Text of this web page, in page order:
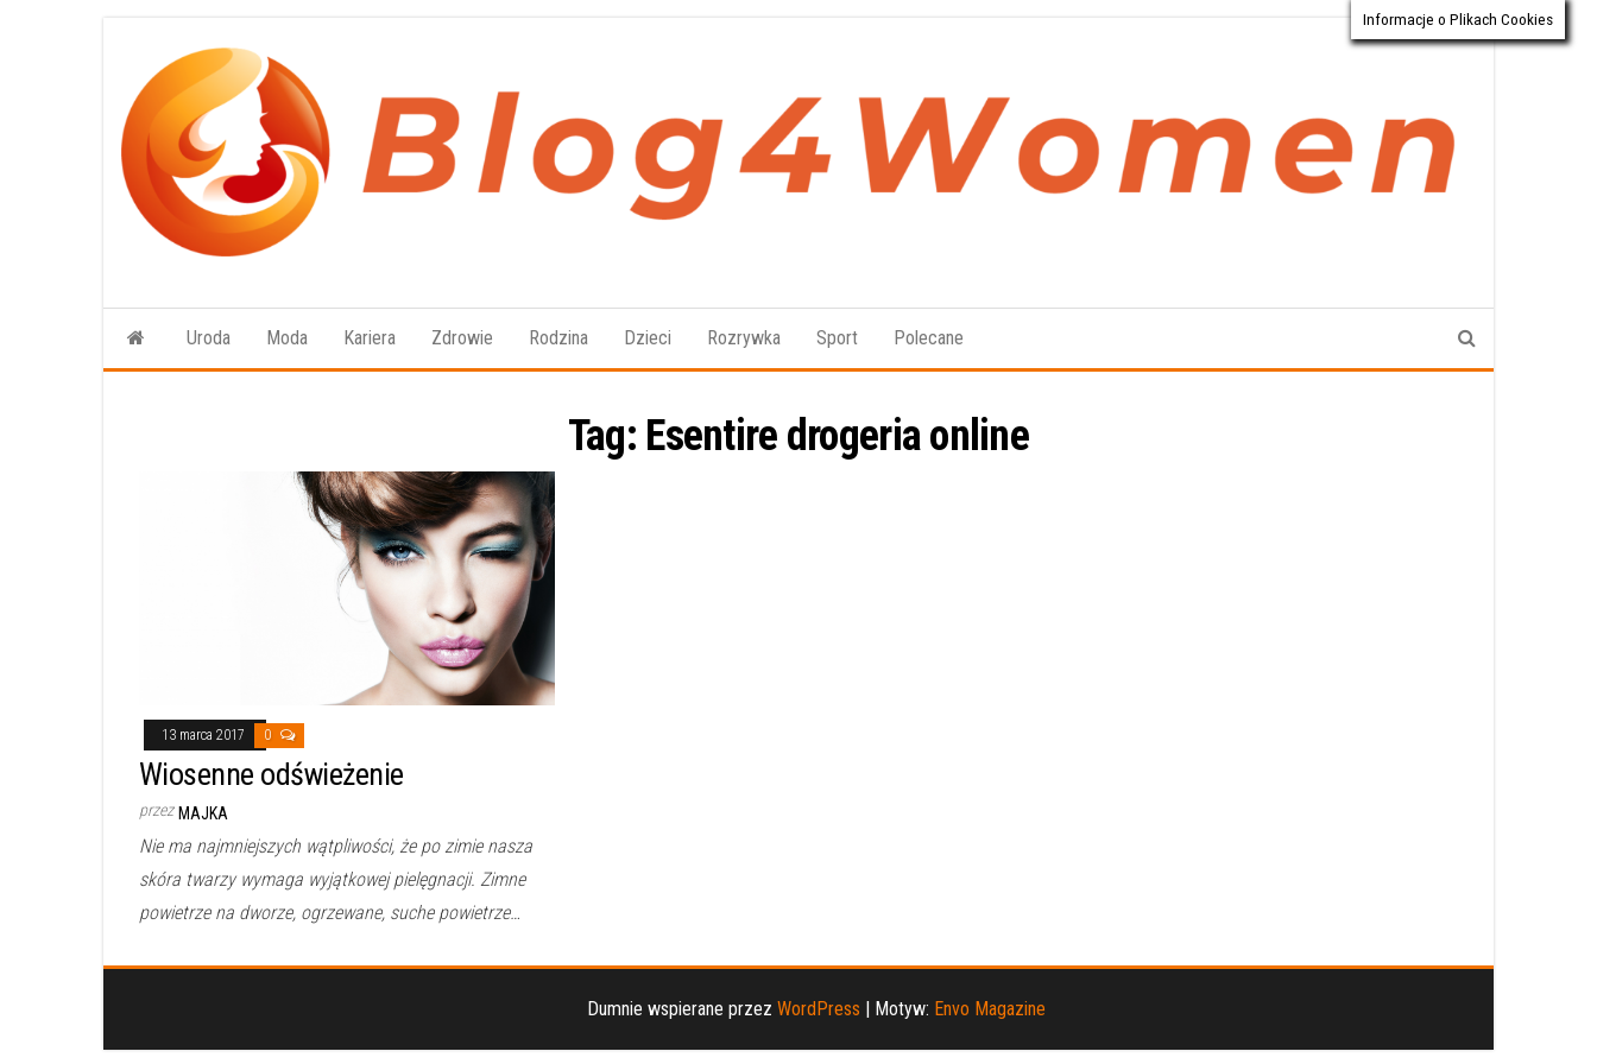
treści
o dla
kobiet
Uroda Moda Kariera Zdrowie Rodzina Dzieci Rozrywka Sport Polecane
Tag: Esentire drogeria online
13 marca 2017 0
Wiosenne odświeżenie
przez MAJKA
Nie ma najmniejszych wątpliwości, że po zimie nasza
skóra twarzy wymaga wyjątkowej pielęgnacji. Zimne
powietrze na dworze, ogrzewane, suche powietrze…
Dumnie wspierane przez WordPress | Motyw: Envo Magazine
Informacje o Plikach Cookies